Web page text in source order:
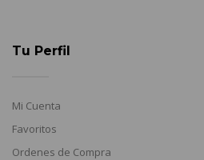
Tu Perfil
Mi Cuenta
Favoritos
Ordenes de Compra